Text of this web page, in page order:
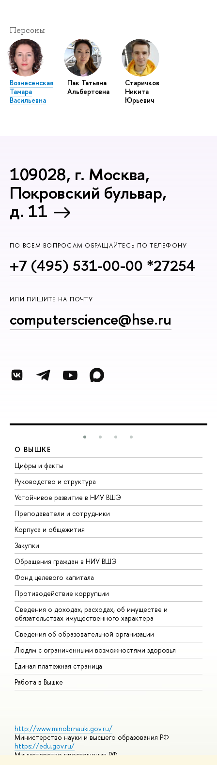
Персоны
Вознесенская
Тамара
Васильевна
Пак Татьяна
Альбертовна
Старичков
Никита
Юрьевич
109028, г. Москва,
Покровский бульвар,
д. 11
ПО ВСЕМ ВОПРОСАМ ОБРАЩАЙТЕСЬ ПО ТЕЛЕФОНУ
+7 (495) 531-00-00 *27254
ИЛИ ПИШИТЕ НА ПОЧТУ
computerscience@hse.ru
О ВЫШКЕ
Цифры и факты
Руководство и структура
Устойчивое развитие в НИУ ВШЭ
Преподаватели и сотрудники
Корпуса и общежития
Закупки
Обращения граждан в НИУ ВШЭ
Фонд целевого капитала
Противодействие коррупции
Сведения о доходах, расходах, об имуществе и
обязательствах имущественного характера
Сведения об образовательной организации
Людям с ограниченными возможностями здоровья
Единая платежная страница
Работа в Вышке
http://www.minobrnauki.gov.ru/
Министерство науки и высшего образования РФ
https://edu.gov.ru/
Министерство просвещения РФ